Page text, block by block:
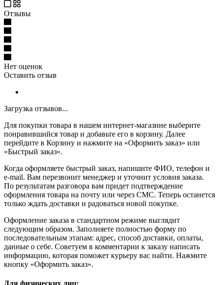
Отзывы
Нет оценок
Оставить отзыв
Загрузка отзывов...
Для покупки товара в нашем интернет-магазине выберите
понравившийся товар и добавьте его в корзину. Далее
перейдите в Корзину и нажмите на «Оформить заказ» или
«Быстрый заказ».
Когда оформляете быстрый заказ, напишите ФИО, телефон и
e-mail. Вам перезвонит менеджер и уточнит условия заказа.
По результатам разговора вам придет подтверждение
оформления товара на почту или через СМС. Теперь останется
только ждать доставки и радоваться новой покупке.
Оформление заказа в стандартном режиме выглядит
следующим образом. Заполняете полностью форму по
последовательным этапам: адрес, способ доставки, оплаты,
данные о себе. Советуем в комментарии к заказу написать
информацию, которая поможет курьеру вас найти. Нажмите
кнопку «Оформить заказ».
Для физических лиц: